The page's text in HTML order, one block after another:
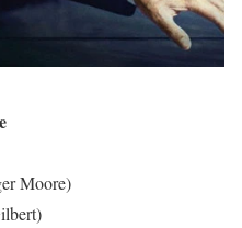
Moore)